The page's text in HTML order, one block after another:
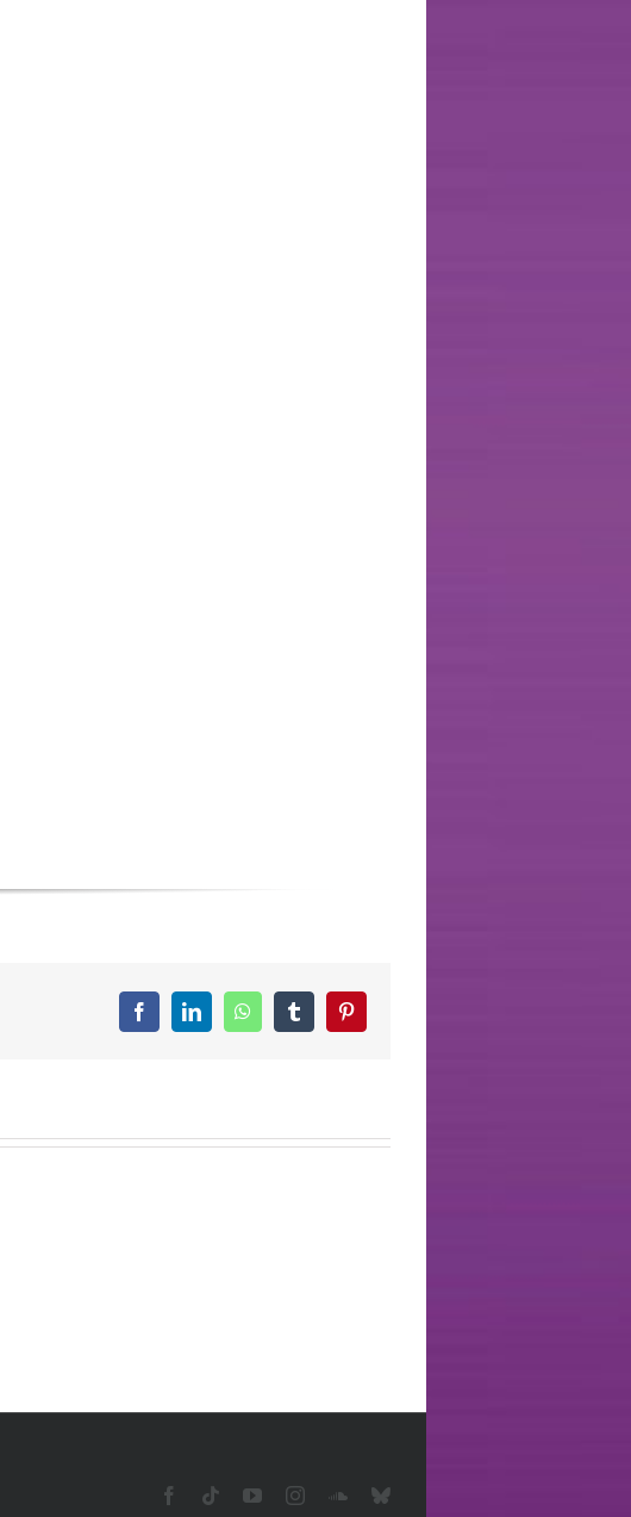
FacebookLinkedInWhatsAppTumblrPinterest
Facebook
TiktokYouTubeInstagramSoundCloud
Bluesky